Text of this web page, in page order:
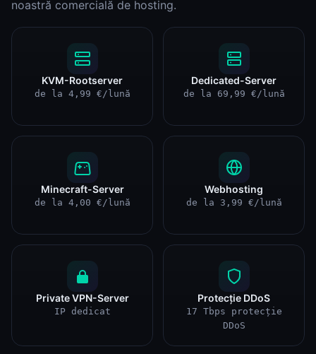
noastră comercială de hosting.
KVM-Rootserver
de la 4,99 €/lună
Dedicated-Server
de la 69,99 €/lună
Minecraft-Server
de la 4,00 €/lună
Webhosting
de la 3,99 €/lună
Private VPN-Server
IP dedicat
Protecție DDoS
17 Tbps protecție
DDoS